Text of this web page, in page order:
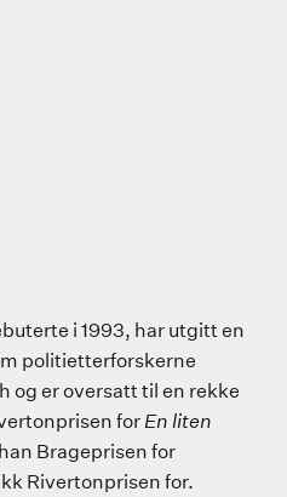
i 1993, har utgitt en
politietterforskerne
og er oversatt til en rekke
for En liten
Brageprisen for
Rivertonprisen for.